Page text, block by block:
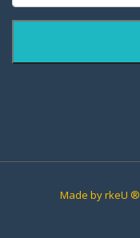
Made by rkeU ®